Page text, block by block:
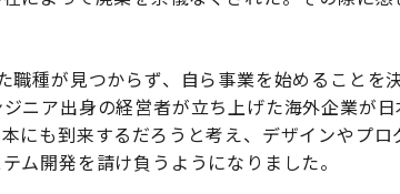
職種が見つからず、自ら事業を始めることを
ニア出身の経営者が立ち上げた海外企業が
にも到来するだろうと考え、デザインやプロ
ム開発を請け負うようになりました。